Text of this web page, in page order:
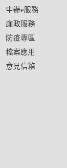
申辦e服務
廉政服務
防疫專區
檔案應用
意見信箱